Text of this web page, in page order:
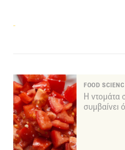
FOOD
Η ντομάτα
συμβαίνει